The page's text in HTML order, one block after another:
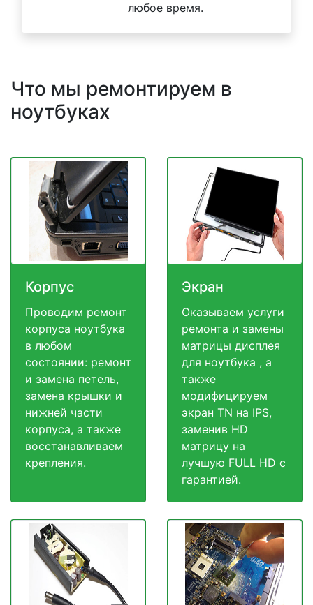
любое время.
Что мы ремонтируем в
ноутбуках
Корпус
Проводим ремонт
корпуса ноутбука
в любом
состоянии: ремонт
и замена петель,
замена крышки и
нижней части
корпуса, а также
восстанавливаем
крепления.
Экран
Оказываем услуги
ремонта и замены
матрицы дисплея
для ноутбука , а
также
модифицируем
экран TN на IPS,
заменив HD
матрицу на
лучшую FULL HD c
гарантией.